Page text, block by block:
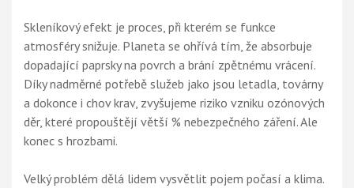
Skleníkový efekt je proces, při kterém se funkce
atmosféry snižuje. Planeta se ohřívá tím, že absorbuje
dopadající paprsky na povrch a brání zpětnému vrácení.
Díky nadměrné potřebě služeb jako jsou letadla, továrny
a dokonce i chov krav, zvyšujeme riziko vzniku ozónových
děr, které propouštějí větší % nebezpečného záření. Ale
konec s hrozbami.
Velký problém dělá lidem vysvětlit pojem počasí a klima.